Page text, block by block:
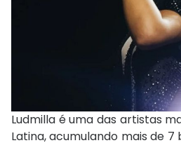
Ludmilla é uma das artistas
Latina, acumulando mais de 7